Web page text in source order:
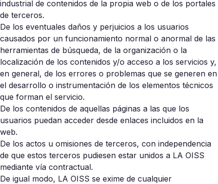
industrial de contenidos de la propia web o de los portales
de terceros.
De los eventuales daños y perjuicios a los usuarios
causados por un funcionamiento normal o anormal de las
herramientas de búsqueda, de la organización o la
localización de los contenidos y/o acceso a los servicios y,
en general, de los errores o problemas que se generen en
el desarrollo o instrumentación de los elementos técnicos
que forman el servicio.
De los contenidos de aquellas páginas a las que los
usuarios puedan acceder desde enlaces incluidos en la
web.
De los actos u omisiones de terceros, con independencia
de que estos terceros pudiesen estar unidos a LA OISS
mediante vía contractual.
De igual modo, LA OISS se exime de cualquier